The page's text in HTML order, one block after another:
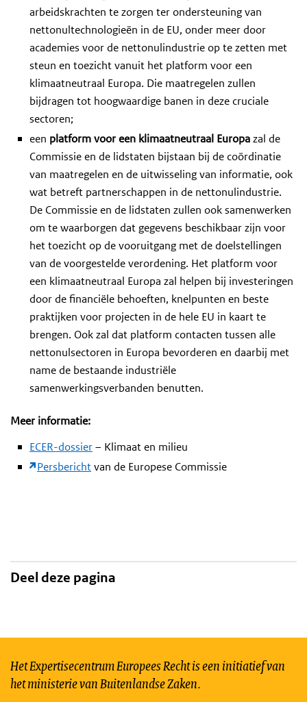
arbeidskrachten te zorgen ter ondersteuning van
nettonultechnologieën in de EU, onder meer door
academies voor de nettonulindustrie op te zetten met
steun en toezicht vanuit het platform voor een
klimaatneutraal Europa. Die maatregelen zullen
bijdragen tot hoogwaardige banen in deze cruciale
sectoren;
een platform voor een klimaatneutraal Europazal de
Commissie en de lidstaten bijstaan bij de coördinatie
van maatregelen en de uitwisseling van informatie, ook
wat betreft partnerschappen in de nettonulindustrie.
De Commissie en de lidstaten zullen ook samenwerken
om te waarborgen dat gegevens beschikbaar zijn voor
het toezicht op de vooruitgang met de doelstellingen
van de voorgestelde verordening. Het platform voor
een klimaatneutraal Europa zal helpen bij investeringen
door de financiële behoeften, knelpunten en beste
praktijken voor projecten in de hele EU in kaart te
brengen. Ook zal dat platform contacten tussen alle
nettonulsectoren in Europa bevorderen en daarbij met
name de bestaande industriële
samenwerkingsverbanden benutten.
Meer informatie:
ECER-dossier– Klimaat en milieu
Persberichtvan de Europese Commissie
Deel deze pagina
Het Expertisecentrum Europees Recht is een initiatief van
het ministerie van Buitenlandse Zaken.